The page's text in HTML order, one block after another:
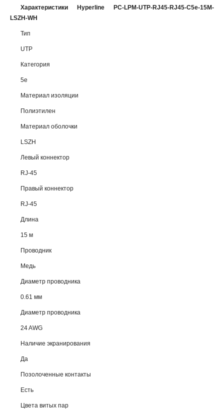
Характеристики Hyperline PC-LPM-UTP-RJ45-RJ45-C5e-15M-
LSZH-WH
Тип
UTP
Категория
5e
Материал изоляции
Полиэтилен
Материал оболочки
LSZH
Левый коннектор
RJ-45
Правый коннектор
RJ-45
Длина
15 м
Проводник
Медь
Диаметр проводника
0.61 мм
Диаметр проводника
24 AWG
Наличие экранирования
Да
Позолоченные контакты
Есть
Цвета витых пар